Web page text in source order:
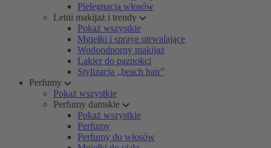
Pielęgnacja włosów
Letni makijaż i trendy
Pokaż wszystkie
Mgiełki i spraye utrwalające
Wodoodporny makijaż
Lakier do paznokci
Stylizacja „beach hair”
Perfumy
Pokaż wszystkie
Perfumy damskie
Pokaż wszystkie
Perfumy
Perfumy do włosów